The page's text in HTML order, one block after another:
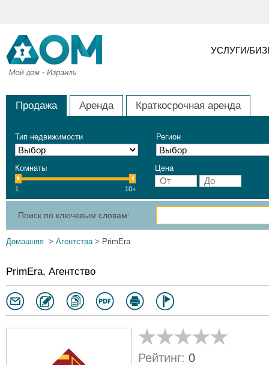
УСЛУГИ/
Продажа Аренда Краткосрочная аренда
Тип недвижимости Регион
Комнаты
1 10+
Цена
Поиск по ключевым словам:
Домашняя > Агентства> PrimEra
PrimEra, Агентство
Рейтинг: 0